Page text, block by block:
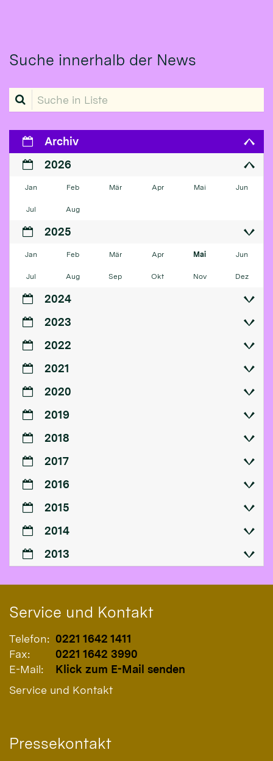
Suche innerhalb der News
Suche in Liste
Archiv
2026
Jan Feb Mär Apr Mai Jun
Jul Aug
2025
Jan Feb Mär Apr Mai Jun
Jul Aug Sep Okt Nov Dez
2024
2023
2022
2021
2020
2019
2018
2017
2016
2015
2014
2013
Service und Kontakt
Telefon: 0221 1642 1411
Fax:
0221 1642 3990
E-Mail:
Klick zum E-Mail senden
Service und Kontakt
Pressekontakt